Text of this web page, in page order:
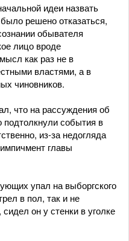
идеи назвать
решено отказаться,
обывателя
лицо вроде
как раз не в
властями, а в
чиновников.
что на рассуждения об
подтолкнули события в
из-за недогляда
главы
упал на выборгского
в пол, так и не
он у стенки в уголке